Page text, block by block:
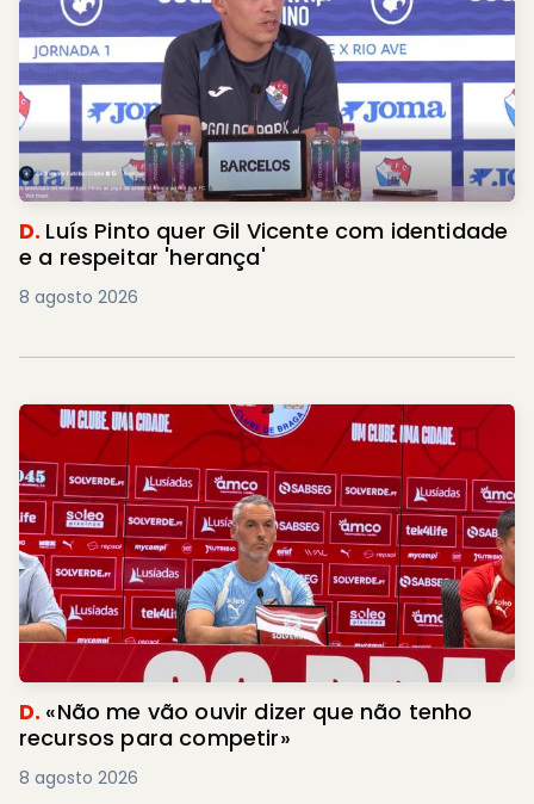
D. Luís Pinto quer Gil Vicente com identidade
e a respeitar 'herança'
8 agosto 2026
D. «Não me vão ouvir dizer que não tenho
recursos para competir»
8 agosto 2026